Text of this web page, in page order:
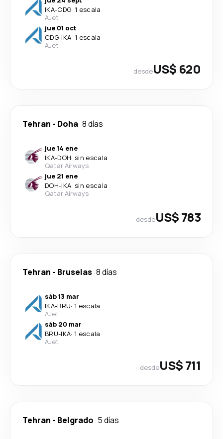
IKA-CDG· 1 escala
AJet
jue 01 oct
CDG-IKA· 1 escala
AJet
desdeUS$ 620
Tehran - Doha 8 días
jue 14 ene
IKA-DOH· sin escala
Qatar Airways
jue 21 ene
DOH-IKA· sin escala
Qatar Airways
desdeUS$ 783
Tehran - Bruselas 8 días
sáb 13 mar
IKA-BRU· 1 escala
AJet
sáb 20 mar
BRU-IKA· 1 escala
AJet
desdeUS$ 711
Tehran - Belgrado 5 días